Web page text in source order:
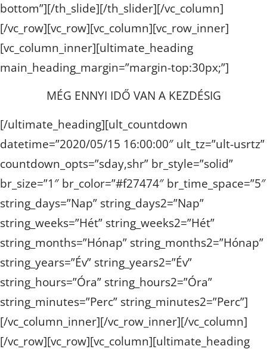
bottom”][/th_slide][/th_slider][/vc_column]
[/vc_row][vc_row][vc_column][vc_row_inner]
[vc_column_inner][ultimate_heading
main_heading_margin=”margin-top:30px;”]
MÉG ENNYI IDŐ VAN A KEZDÉSIG
[/ultimate_heading][ult_countdown
datetime=”2020/05/15 16:00:00″ ult_tz=”ult-usrtz”
countdown_opts=”sday,shr” br_style=”solid”
br_size=”1″ br_color=”#f27474″ br_time_space=”5″
string_days=”Nap” string_days2=”Nap”
string_weeks=”Hét” string_weeks2=”Hét”
string_months=”Hónap” string_months2=”Hónap”
string_years=”Év” string_years2=”Év”
string_hours=”Óra” string_hours2=”Óra”
string_minutes=”Perc” string_minutes2=”Perc”]
[/vc_column_inner][/vc_row_inner][/vc_column]
[/vc_row][vc_row][vc_column][ultimate_heading